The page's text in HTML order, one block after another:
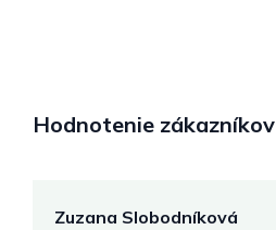
Hodnotenie zákazníkov
Zuzana Slobodníková